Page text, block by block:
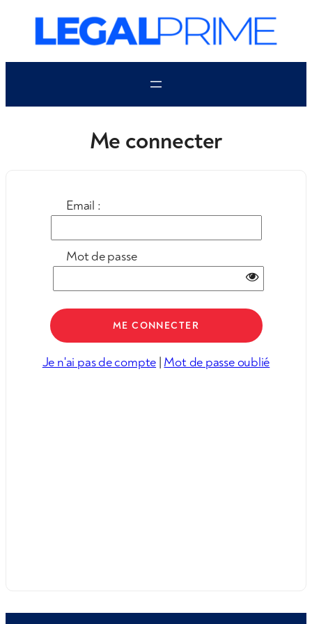
contenu
Me connecter
Email :
Mot de passe
Je n'ai pas de compte | Mot de passe oublié